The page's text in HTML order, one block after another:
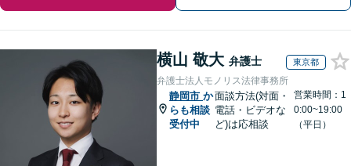
横山 敬大 弁護士 東京都
弁護士法人モノリス法律事務所
静岡市 か
らも相談
受付中
面談方法(対面・
電話・ビデオな
ど)は応相談
営業時間：1
0:00~19:00
（平日）